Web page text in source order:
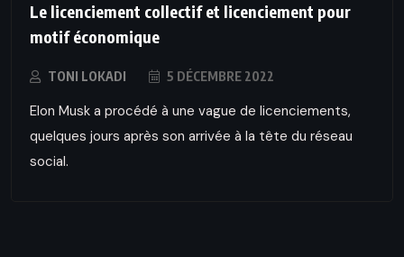
Le licenciement collectif et licenciement pour
motif économique
TONI LOKADI 5 DÉCEMBRE 2022
Elon Musk a procédé à une vague de licenciements,
quelques jours après son arrivée à la tête du réseau
social.